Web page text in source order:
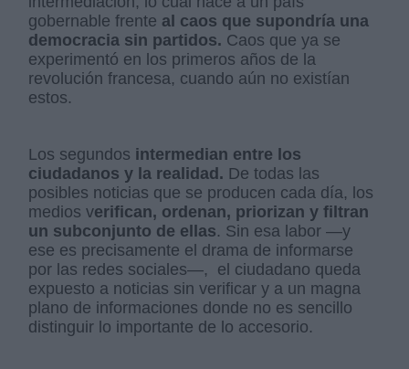
gobernable frente al caos que supondría una
democracia sin partidos. Caos que ya se
experimentó en los primeros años de la
revolución francesa, cuando aún no existían
estos.
Los segundos intermedian entre los
ciudadanos y la realidad. De todas las
posibles noticias que se producen cada día, los
medios verifican, ordenan, priorizan y filtran
un subconjunto de ellas. Sin esa labor —y
ese es precisamente el drama de informarse
por las redes sociales—, el ciudadano queda
expuesto a noticias sin verificar y a un magna
plano de informaciones donde no es sencillo
distinguir lo importante de lo accesorio.